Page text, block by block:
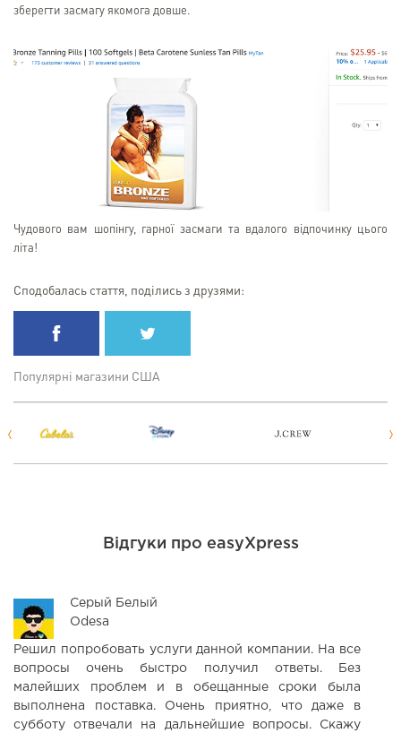
зберегти засмагу якомога довше.
Чудового вам шопінгу, гарної засмаги та вдалого відпочинку цього
літа!
Сподобалась стаття, поділись з друзями:
Популярні магазини США
Відгуки про easyXpress
Серый Белый
Odesa
Решил попробовать услуги данной компании. На все
вопросы очень быстро получил ответы. Без
малейших проблем и в обещанные сроки была
выполнена поставка. Очень приятно, что даже в
субботу отвечали на дальнейшие вопросы. Скажу